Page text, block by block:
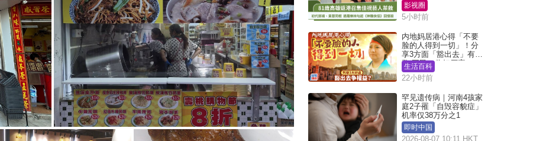
雕侠侣》回忆杀
影视圈
5小时前
内地妈居港心得「不要
脸的人得到一切」！分
享3方面「豁出去」有著
数 网民：你好厉害
生活百科
22小时前
罕见遗传病｜河南4孩家
庭2子罹「自毁容貌症」
机率仅38万分之1
即时中国
2026-08-07 10:11 HKT